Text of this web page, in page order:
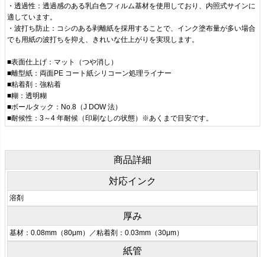
・透過性：透過感のある乳白色フィルム基材を使用しており、内照式サインに
適しています。
・波打ち防止：コシのある剥離紙を採用することで、インク塗布量が多い場合
でも用紙の波打ちを抑え、きれいな仕上がりを実現します。
■表面仕上げ：マット（つや消し）
■離型紙：両面PE コート紙シリコーン処理ライナー
■粘着剤：強粘着
■糊：透明糊
■ボールタック：No.8（J DOW 法）
■耐候性：3～4 年耐候（印刷なしの状態）※あくまで目安です。
商品詳細
対応インク
溶剤
厚み
基材：0.08mm（80μm）／粘着剤：0.03mm（30μm）
紙管